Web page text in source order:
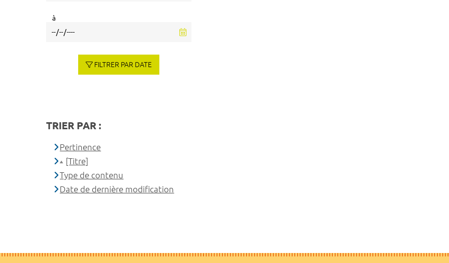
à
FILTRER PAR DATE
TRIER PAR :
Pertinence
[Titre]
Type de contenu
Date de dernière modification